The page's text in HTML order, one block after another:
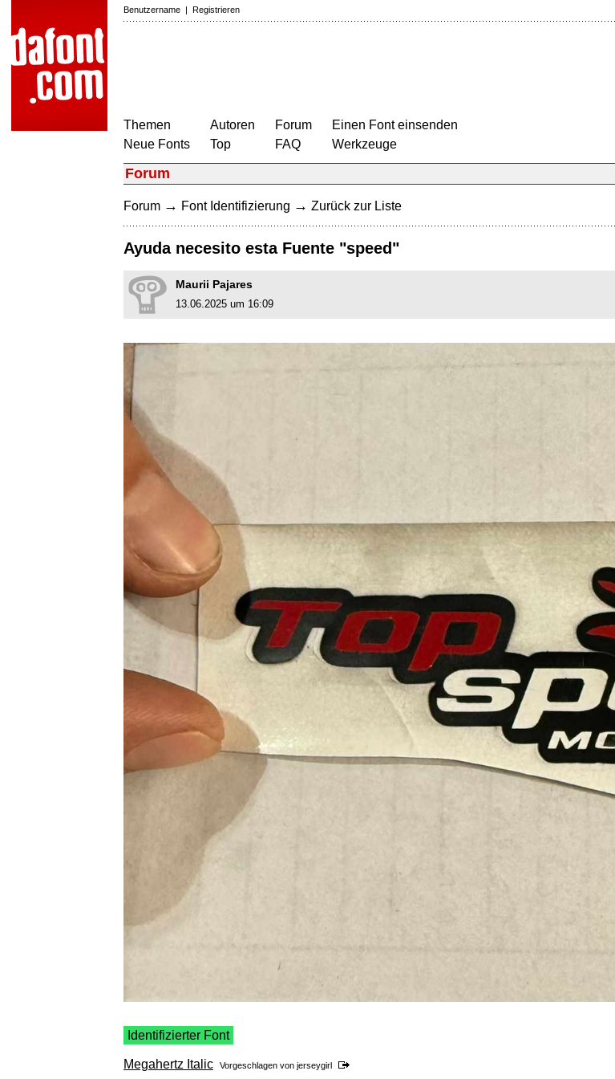
Benutzername | Registrieren
Themen
Neue Fonts
Autoren
Top
Forum
FAQ
Einen Font einsenden
Werkzeuge
Forum
Forum → Font Identifizierung → Zurück zur Liste
Ayuda necesito esta Fuente "speed"
Maurii Pajares
13.06.2025 um 16:09
Identifizierter Font
Megahertz Italic Vorgeschlagen von jerseygirl